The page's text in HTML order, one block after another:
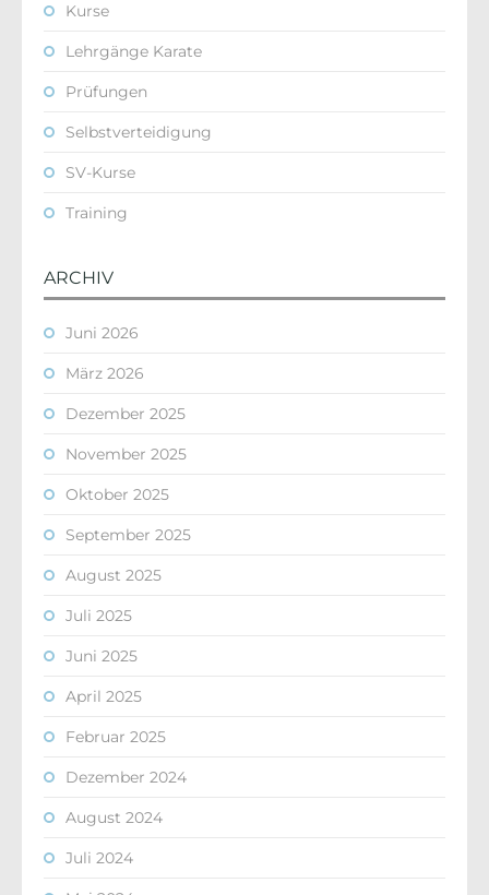
Kurse
Lehrgänge Karate
Prüfungen
Selbstverteidigung
SV-Kurse
Training
ARCHIV
Juni 2026
März 2026
Dezember 2025
November 2025
Oktober 2025
September 2025
August 2025
Juli 2025
Juni 2025
April 2025
Februar 2025
Dezember 2024
August 2024
Juli 2024